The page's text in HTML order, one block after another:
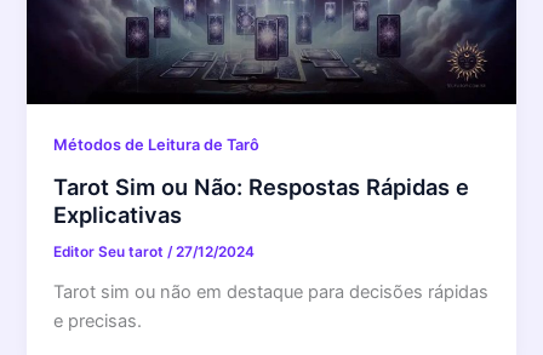
Métodos de Leitura de Tarô
Tarot Sim ou Não: Respostas Rápidas e
Explicativas
Editor Seu tarot/27/12/2024
Tarot sim ou não em destaque para decisões rápidas
e precisas.